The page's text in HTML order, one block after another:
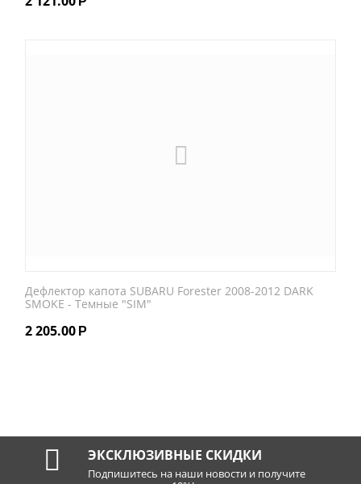
Дефлектор капота SUBARU Forester 2008-2012 DARK
SMOKE - Темные "SIM"
2 205.00 Р
ЭКСКЛЮЗИВНЫЕ СКИДКИ
Подпишитесь на наши новости и получите